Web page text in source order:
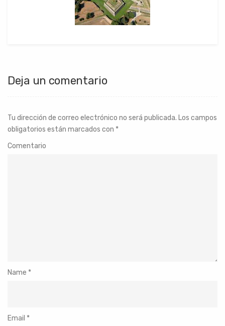
Deja un comentario
Tu dirección de correo electrónico no será publicada. Los campos
obligatorios están marcados con *
Comentario
Name *
Email *